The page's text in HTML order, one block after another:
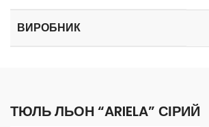
ВИРОБНИК
ТЮЛЬ ЛЬОН “ARIELA” СІРИЙ